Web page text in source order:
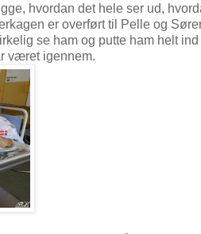
hvordan det hele ser ud,
er overført til Pelle og
se ham og putte ham helt
været igennem.